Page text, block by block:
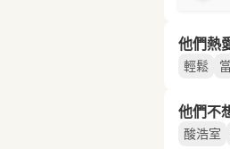
他們熱
輕鬆
他們不
酸浩室